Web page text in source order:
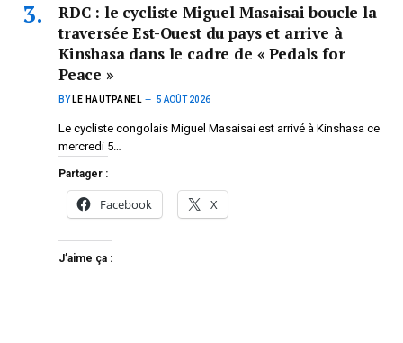
RDC : le cycliste Miguel Masaisai boucle la
traversée Est-Ouest du pays et arrive à
Kinshasa dans le cadre de « Pedals for
Peace »
BY LE HAUTPANEL 5 AOÛT 2026
Le cycliste congolais Miguel Masaisai est arrivé à Kinshasa ce
mercredi 5…
Partager :
Facebook X
J’aime ça :